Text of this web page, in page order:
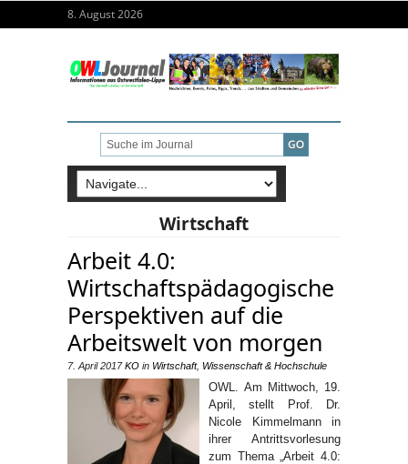
8. August 2026
Wirtschaft
Arbeit 4.0:
Wirtschaftspädagogische
Perspektiven auf die
Arbeitswelt von morgen
7. April 2017 KO in Wirtschaft, Wissenschaft & Hochschule
OWL. Am Mittwoch, 19.
April, stellt Prof. Dr.
Nicole Kimmelmann in
ihrer Antrittsvorlesung
zum Thema „Arbeit 4.0: